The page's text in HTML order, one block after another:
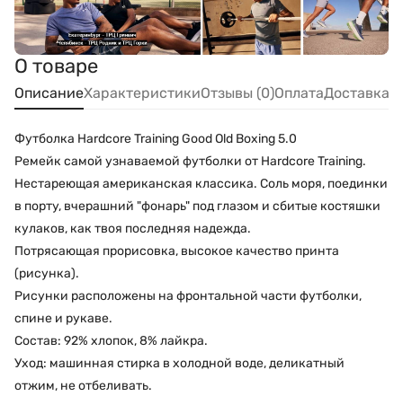
О товаре
ОписаниеХарактеристикиОтзывы (0)ОплатаДоставка
Футболка Hardcore Training Good Old Boxing 5.0
Ремейк самой узнаваемой футболки от Hardcore Training.
Нестареющая американская классика. Соль моря, поединки
в порту, вчерашний "фонарь" под глазом и сбитые костяшки
кулаков, как твоя последняя надежда.
Потрясающая прорисовка, высокое качество принта
(рисунка).
Рисунки расположены на фронтальной части футболки,
спине и рукаве.
Состав: 92% хлопок, 8% лайкра.
Уход: машинная стирка в холодной воде, деликатный
отжим, не отбеливать.